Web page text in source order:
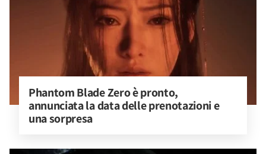
Phantom Blade Zero è pronto,
annunciata la data delle prenotazioni e
una sorpresa